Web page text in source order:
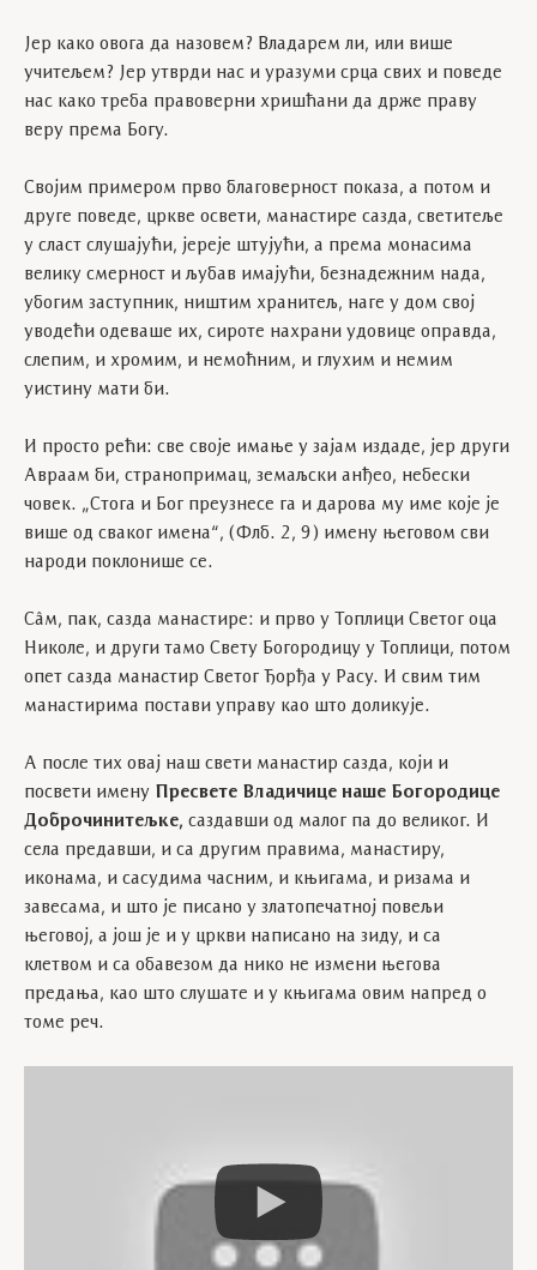
Јер како овога да назовем? Владарем ли, или више
учитељем? Јер утврди нас и уразуми срца свих и поведе
нас како треба правоверни хришћани да држе праву
веру према Богу.
Својим примером прво благоверност показа, а потом и
друге поведе, цркве освети, манастире сазда, светитеље
у сласт слушајући, јереје штујући, а према монасима
велику смерност и љубав имајући, безнадежним нада,
убогим заступник, ништим хранитељ, наге у дом свој
уводећи одеваше их, сироте нахрани удовице оправда,
слепим, и хромим, и немоћним, и глухим и немим
уистину мати би.
И просто рећи: све своје имање у зајам издаде, јер други
Авраам би, странопримац, земаљски анђео, небески
човек. „Стога и Бог преузнесе га и дарова му име које је
више од сваког имена“, (Флб. 2, 9) имену његовом сви
народи поклонише се.
Сâм, пак, сазда манастире: и прво у Топлици Светог оца
Николе, и други тамо Свету Богородицу у Топлици, потом
опет сазда манастир Светог Ђорђа у Расу. И свим тим
манастирима постави управу као што доликује.
А после тих овај наш свети манастир сазда, који и
посвети имену Пресвете Владичице наше Богородице
Доброчинитељке, саздавши од малог па до великог. И
села предавши, и са другим правима, манастиру,
иконама, и сасудима часним, и књигама, и ризама и
завесама, и што је писано у златопечатној повељи
његовој, а још је и у цркви написано на зиду, и са
клетвом и са обавезом да нико не измени његова
предања, као што слушате и у књигама овим напред о
томе реч.